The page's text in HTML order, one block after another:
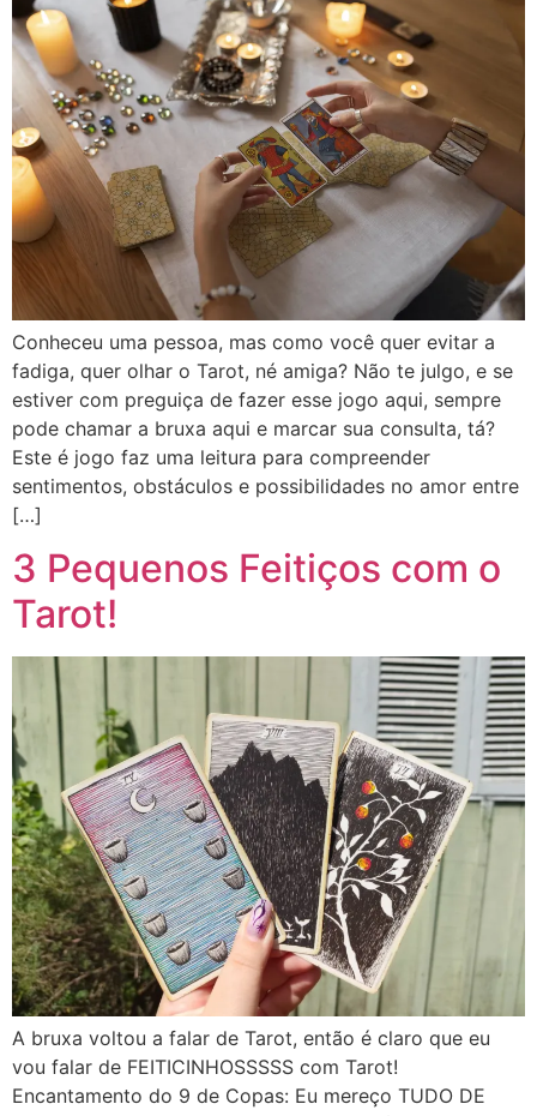
Conheceu uma pessoa, mas como você quer evitar a
fadiga, quer olhar o Tarot, né amiga? Não te julgo, e se
estiver com preguiça de fazer esse jogo aqui, sempre
pode chamar a bruxa aqui e marcar sua consulta, tá?
Este é jogo faz uma leitura para compreender
sentimentos, obstáculos e possibilidades no amor entre
[…]
3 Pequenos Feitiços com o
Tarot!
A bruxa voltou a falar de Tarot, então é claro que eu
vou falar de FEITICINHOSSSSS com Tarot!
Encantamento do 9 de Copas: Eu mereço TUDO DE